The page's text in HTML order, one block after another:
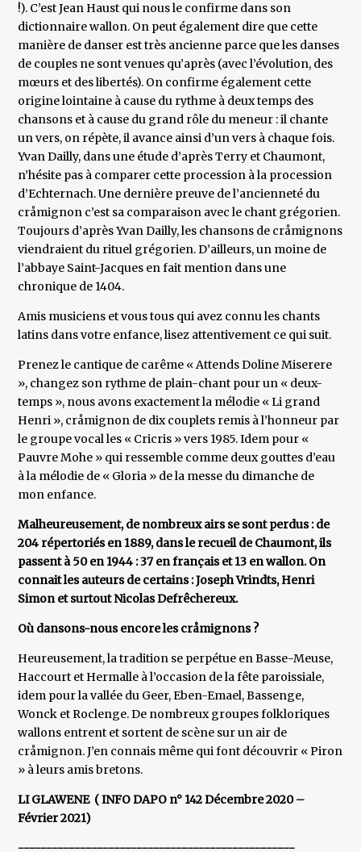
!). C’est Jean Haust qui nous le confirme dans son
dictionnaire wallon. On peut également dire que cette
manière de danser est très ancienne parce que les danses
de couples ne sont venues qu’après (avec l’évolution, des
mœurs et des libertés). On confirme également cette
origine lointaine à cause du rythme à deux temps des
chansons et à cause du grand rôle du meneur : il chante
un vers, on répète, il avance ainsi d’un vers à chaque fois.
Yvan Dailly, dans une étude d’après Terry et Chaumont,
n’hésite pas à comparer cette procession à la procession
d’Echternach. Une dernière preuve de l’ancienneté du
cråmignon c’est sa comparaison avec le chant grégorien.
Toujours d’après Yvan Dailly, les chansons de cråmignons
viendraient du rituel grégorien. D’ailleurs, un moine de
l’abbaye Saint-Jacques en fait mention dans une
chronique de 1404.
Amis musiciens et vous tous qui avez connu les chants
latins dans votre enfance, lisez attentivement ce qui suit.
Prenez le cantique de carême « Attends Doline Miserere
», changez son rythme de plain-chant pour un « deux-
temps », nous avons exactement la mélodie « Li grand
Henri », cråmignon de dix couplets remis à l’honneur par
le groupe vocal les « Cricris » vers 1985. Idem pour «
Pauvre Mohe » qui ressemble comme deux gouttes d’eau
à la mélodie de « Gloria » de la messe du dimanche de
mon enfance.
Malheureusement, de nombreux airs se sont perdus : de
204 répertoriés en 1889, dans le recueil de Chaumont, ils
passent à 50 en 1944 : 37 en français et 13 en wallon. On
connait les auteurs de certains : Joseph Vrindts, Henri
Simon et surtout Nicolas Defrêchereux.
Où dansons-nous encore les cråmignons ?
Heureusement, la tradition se perpétue en Basse-Meuse,
Haccourt et Hermalle à l’occasion de la fête paroissiale,
idem pour la vallée du Geer, Eben-Emael, Bassenge,
Wonck et Roclenge. De nombreux groupes folkloriques
wallons entrent et sortent de scène sur un air de
cråmignon. J’en connais même qui font découvrir « Piron
» à leurs amis bretons.
LI GLAWENE ( INFO DAPO n° 142 Décembre 2020 –
Février 2021)
-------------------------------------------------